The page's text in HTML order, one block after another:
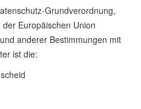
Grundverordnung,
Europäischen Union
anderer Bestimmungen mit
ist die: